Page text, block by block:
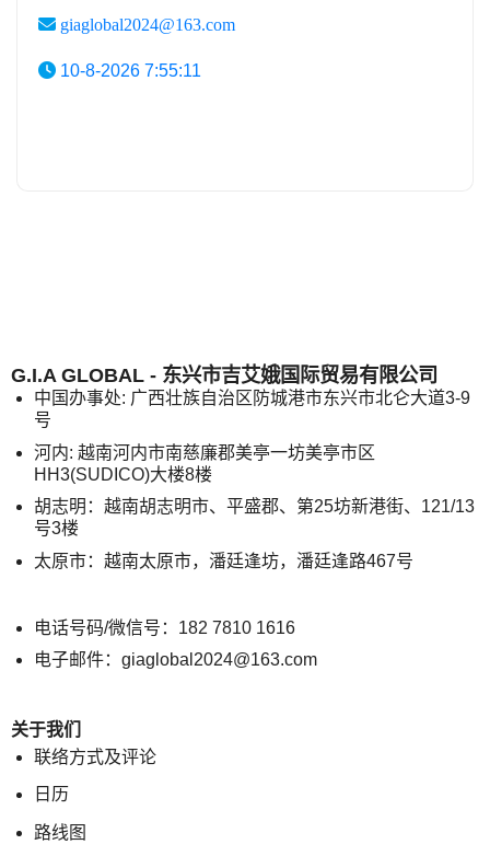
giaglobal2024@163.com
10-8-2026 7:55:11
G.I.A GLOBAL - 东兴市吉艾娥国际贸易有限公司
中国办事处: 广西壮族自治区防城港市东兴市北仑大道3-9
号
河内: 越南河内市南慈廉郡美亭一坊美亭市区
HH3(SUDICO)大楼8楼
胡志明：越南胡志明市、平盛郡、第25坊新港街、121/13
号3楼
太原市：越南太原市，潘廷逢坊，潘廷逢路467号
电话号码/微信号：182 7810 1616
电子邮件：giaglobal2024@163.com
关于我们
联络方式及评论
日历
路线图